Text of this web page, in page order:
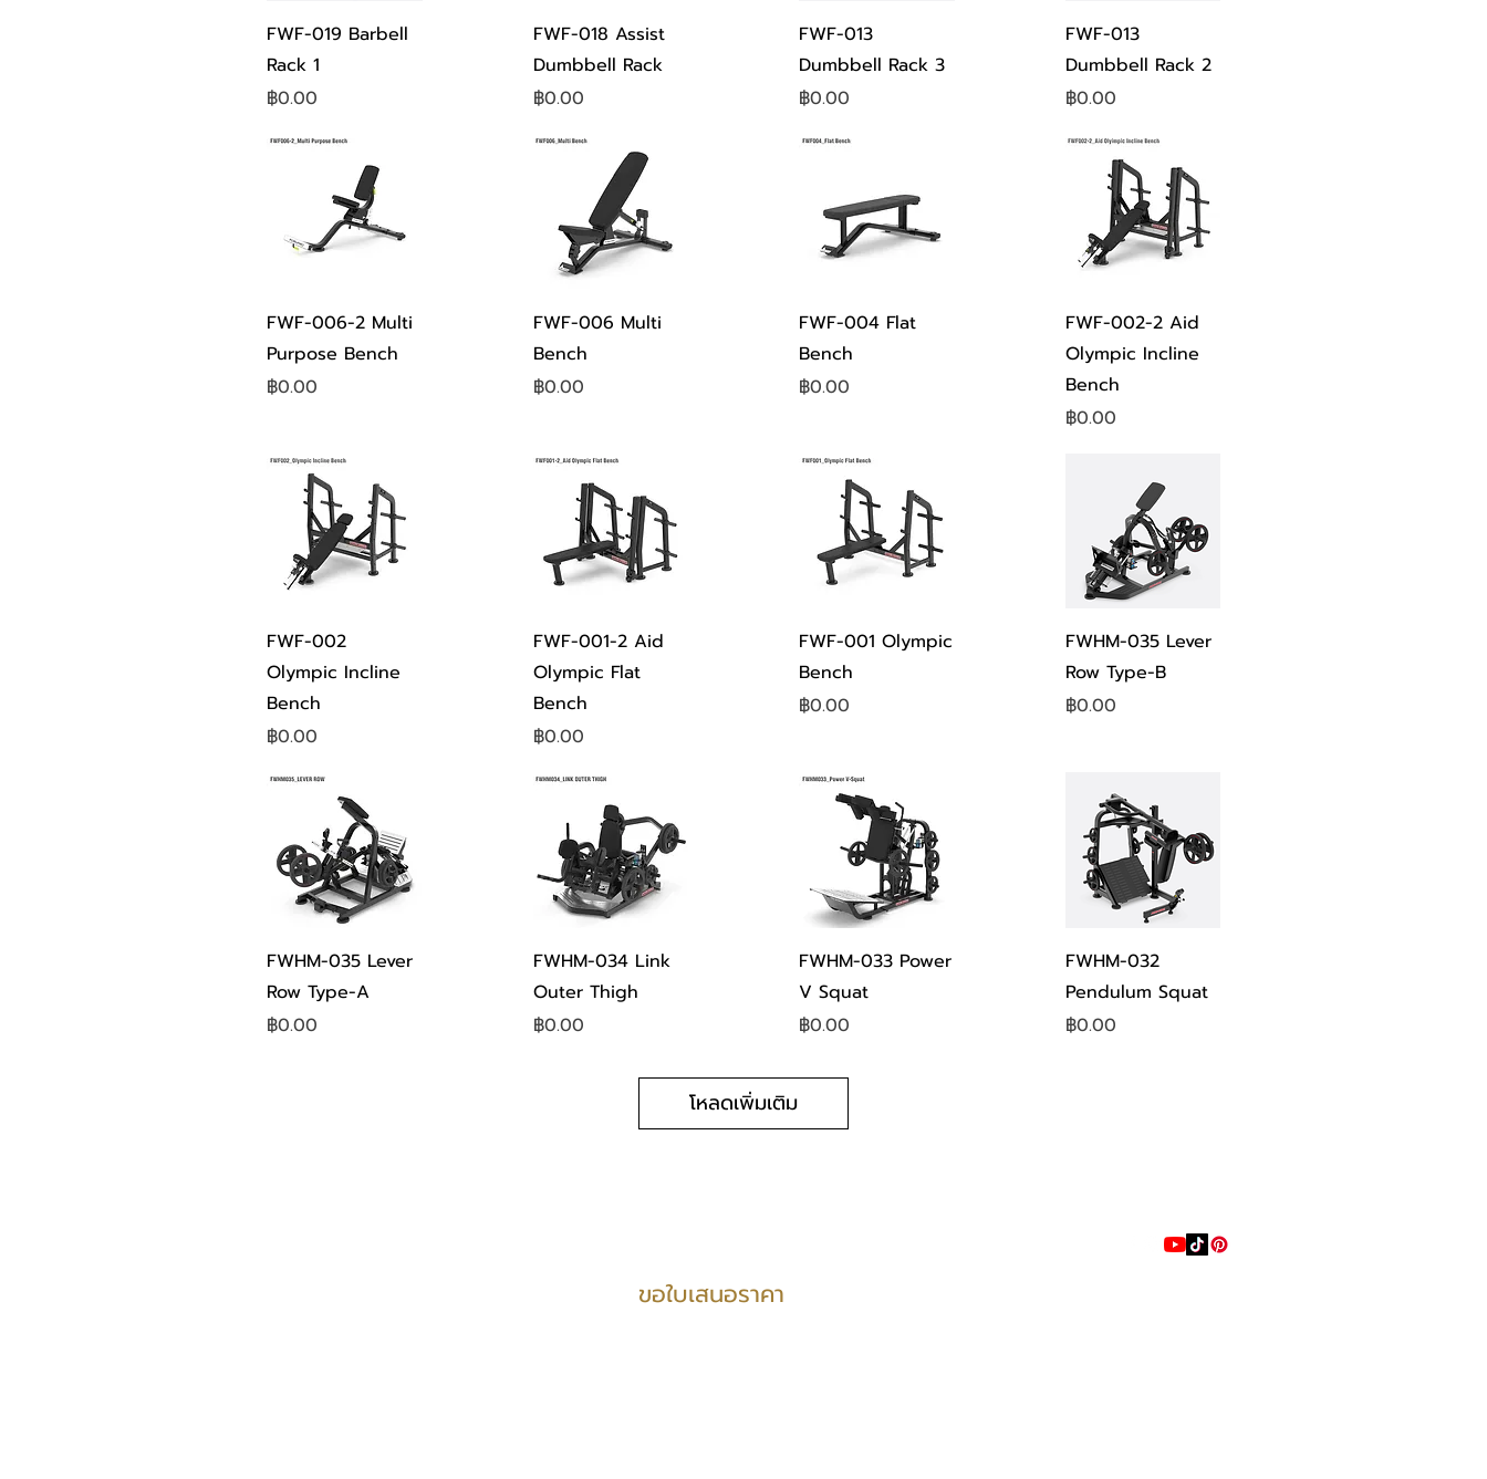
ดูข้อมูลด่วน
FWF-019 Barbell
Rack 1
ราคา
฿0.00
ดูข้อมูลด่วน
FWF-018 Assist
Dumbbell Rack
ราคา
฿0.00
ดูข้อมูลด่วน
FWF-013
Dumbbell Rack 3
ราคา
฿0.00
ดูข้อมูลด่วน
FWF-013
Dumbbell Rack 2
ราคา
฿0.00
ดูข้อมูลด่วน
FWF-006-2 Multi
Purpose Bench
ราคา
฿0.00
ดูข้อมูลด่วน
FWF-006 Multi
Bench
ราคา
฿0.00
ดูข้อมูลด่วน
FWF-004 Flat
Bench
ราคา
฿0.00
ดูข้อมูลด่วน
FWF-002-2 Aid
Olympic Incline
Bench
ราคา
฿0.00
ดูข้อมูลด่วน
FWF-002
Olympic Incline
Bench
ราคา
฿0.00
ดูข้อมูลด่วน
FWF-001-2 Aid
Olympic Flat
Bench
ราคา
฿0.00
ดูข้อมูลด่วน
FWF-001 Olympic
Bench
ราคา
฿0.00
ดูข้อมูลด่วน
FWHM-035 Lever
Row Type-B
ราคา
฿0.00
ดูข้อมูลด่วน
FWHM-035 Lever
Row Type-A
ราคา
฿0.00
ดูข้อมูลด่วน
FWHM-034 Link
Outer Thigh
ราคา
฿0.00
ดูข้อมูลด่วน
FWHM-033 Power
V Squat
ราคา
฿0.00
ดูข้อมูลด่วน
FWHM-032
Pendulum Squat
ราคา
฿0.00
โหลดเพิ่มเติม
ขอใบเสนอราคา